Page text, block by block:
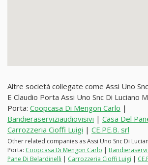
Altre società collegate come Assi Uno
E Claudio Porta Assi Uno Snc Di Luciano
Porta: Coopcasa Di Mengon Carlo |
Bandieraserviziaudiovisivi | Casa Del
Carrozzeria Cioffi Luigi | CE.PE.B. srl
Other related companies as Assi Uno Snc Di
Porta: Coopcasa Di Mengon Carlo |
Pane Di Belardinelli | Carrozzeria Cioffi Luigi |